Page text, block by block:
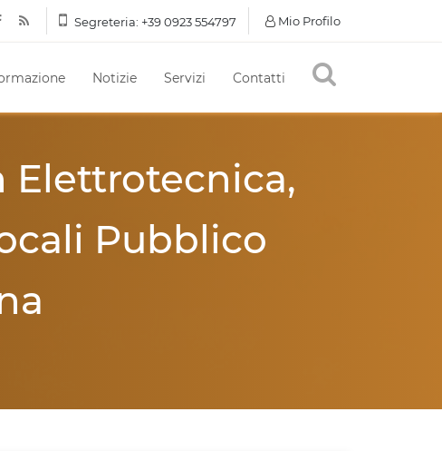
Segreteria: +39 0923 554797 Mio Profilo
Notizie Servizi Contatti
Elettrotecnica,
Pubblico